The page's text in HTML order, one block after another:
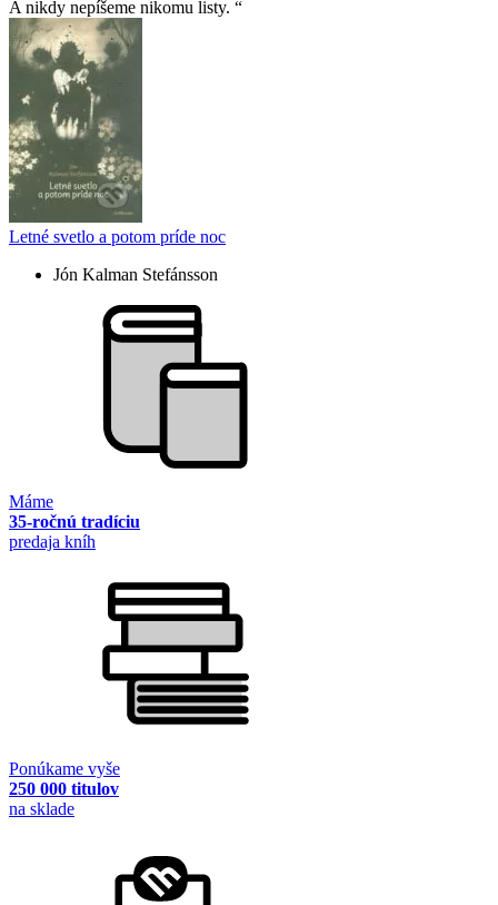
A nikdy nepíšeme nikomu listy.
Letné svetlo a potom príde noc
Jón Kalman Stefánsson
Máme
35-ročnú tradíciu
predaja kníh
Ponúkame vyše
250 000 titulov
na sklade